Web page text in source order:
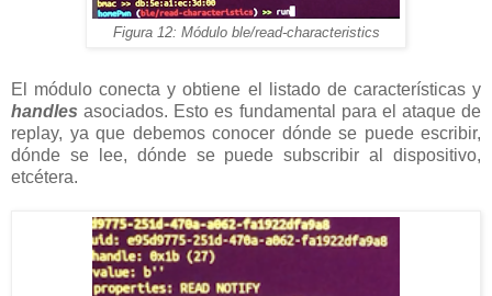
Figura 12: Módulo ble/read-characteristics
El módulo conecta y obtiene el listado de características y
handles asociados. Esto es fundamental para el ataque de
replay, ya que debemos conocer dónde se puede escribir,
dónde se lee, dónde se puede subscribir al dispositivo,
etcétera.